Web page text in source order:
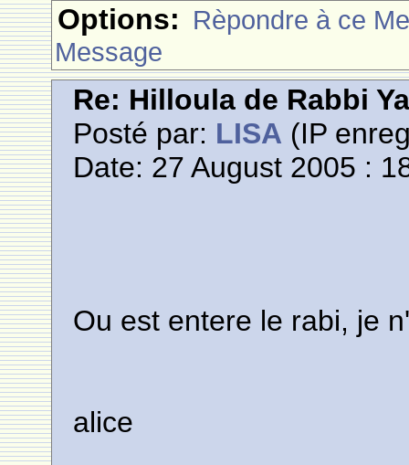
Options: Rèpondre à ce
Message
Re: Hilloula de Rabbi
Posté par: LISA (IP
Date: 27 August 2005 :
Ou est entere le rabi, je
alice